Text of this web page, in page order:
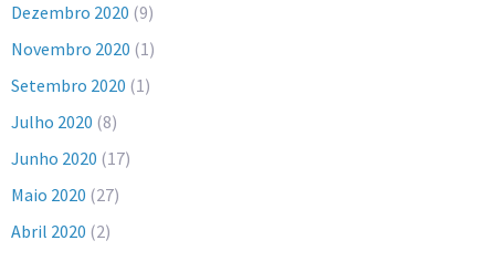
Dezembro 2020 (9)
Novembro 2020 (1)
Setembro 2020 (1)
Julho 2020 (8)
Junho 2020 (17)
Maio 2020 (27)
Abril 2020 (2)